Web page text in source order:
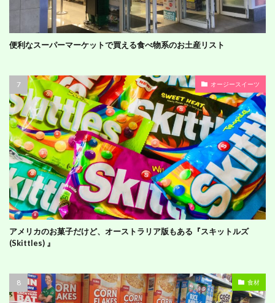
便利なスーパーマーケットで買える食べ物系のお土産リスト
オージースイーツ
アメリカのお菓子だけど、オーストラリア版もある『スキットルズ
(Skittles) 』
食材